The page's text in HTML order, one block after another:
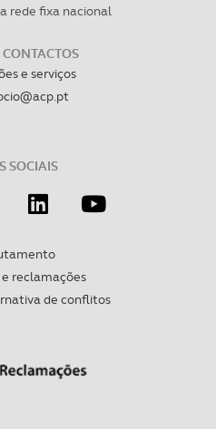
rede fixa nacional
e serviços
SOCIAIS
reclamações
de conflitos